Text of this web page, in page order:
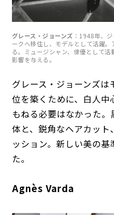
グレース・ジョーンズ ：1948年、
ークへ移住し、モデルとして活躍
る。ミュージシャン、俳優として活
影響を与える。
グレース・ジョーンズ
位を築くために、白人
もねる必要はなかった
体と、鋭角なヘアカッ
ッション。新しい美の
た。
Agnès Varda